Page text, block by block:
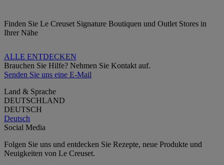
Finden Sie Le Creuset Signature Boutiquen und Outlet Stores in
Ihrer Nähe
ALLE ENTDECKEN
Brauchen Sie Hilfe? Nehmen Sie Kontakt auf.
Senden Sie uns eine E-Mail
Land & Sprache
DEUTSCHLAND
DEUTSCH
Deutsch
Social Media
Folgen Sie uns und entdecken Sie Rezepte, neue Produkte und
Neuigkeiten von Le Creuset.